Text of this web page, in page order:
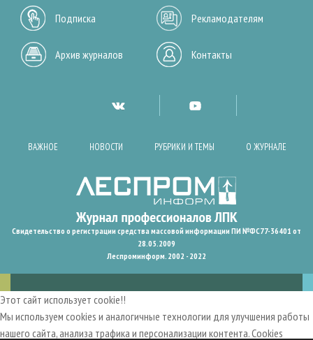
Подписка Рекламодателям
Архив журналов Контакты
ВАЖНОЕ НОВОСТИ РУБРИКИ И ТЕМЫ О ЖУРНАЛЕ
Свидетельство о регистрации средства массовой информации ПИ №ФС77-36401 от
28.05.2009
Леспроминформ. 2002 - 2022
Этот сайт использует cookie!!
Мы используем cookies и аналогичные технологии для улучшения работы
нашего сайта, анализа трафика и персонализации контента. Cookies